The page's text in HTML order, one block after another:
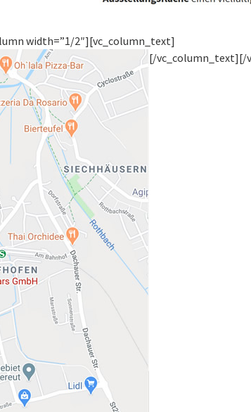
width=”1/2″][vc_column_text]
[/vc_column_text][/